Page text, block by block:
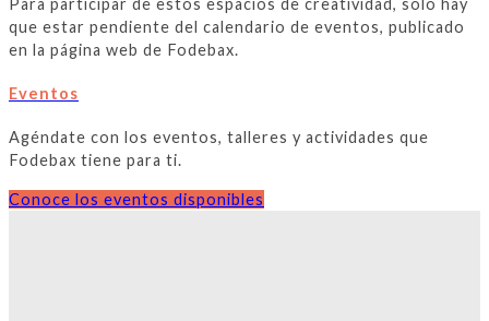
que estar pendiente del calendario de eventos, publicado
en la página web de Fodebax.
Eventos
Agéndate con los eventos, talleres y actividades que
Fodebax tiene para ti.
Conoce los eventos disponibles